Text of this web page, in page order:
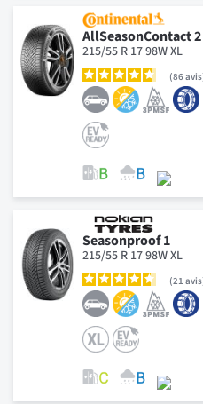
AllSeasonContact 2
215/55 R 17 98W XL
86avis
Seasonproof 1
215/55 R 17 98W XL
21 avis